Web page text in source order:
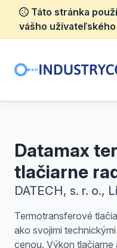
Táto stránka
vášho
Datamax
tlačiarne
DATECH, s. r. o.,
Termotransferové
ako svojimi
cenou. Výkon tlačiarne